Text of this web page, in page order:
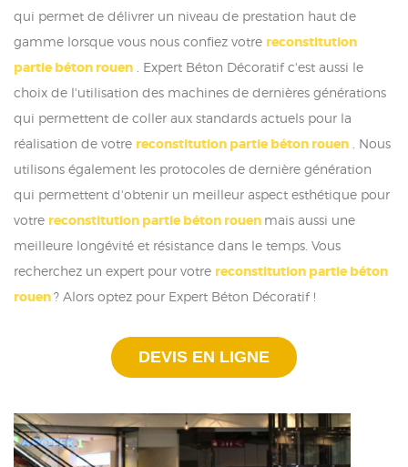
qui permet de délivrer un niveau de prestation haut de
gamme lorsque vous nous confiez votre reconstitution
partie béton rouen . Expert Béton Décoratif c'est aussi le
choix de l'utilisation des machines de dernières générations
qui permettent de coller aux standards actuels pour la
réalisation de votre reconstitution partie béton rouen . Nous
utilisons également les protocoles de dernière génération
qui permettent d'obtenir un meilleur aspect esthétique pour
votre reconstitution partie béton rouen mais aussi une
meilleure longévité et résistance dans le temps. Vous
recherchez un expert pour votre reconstitution partie béton
rouen? Alors optez pour Expert Béton Décoratif !
DEVIS EN LIGNE